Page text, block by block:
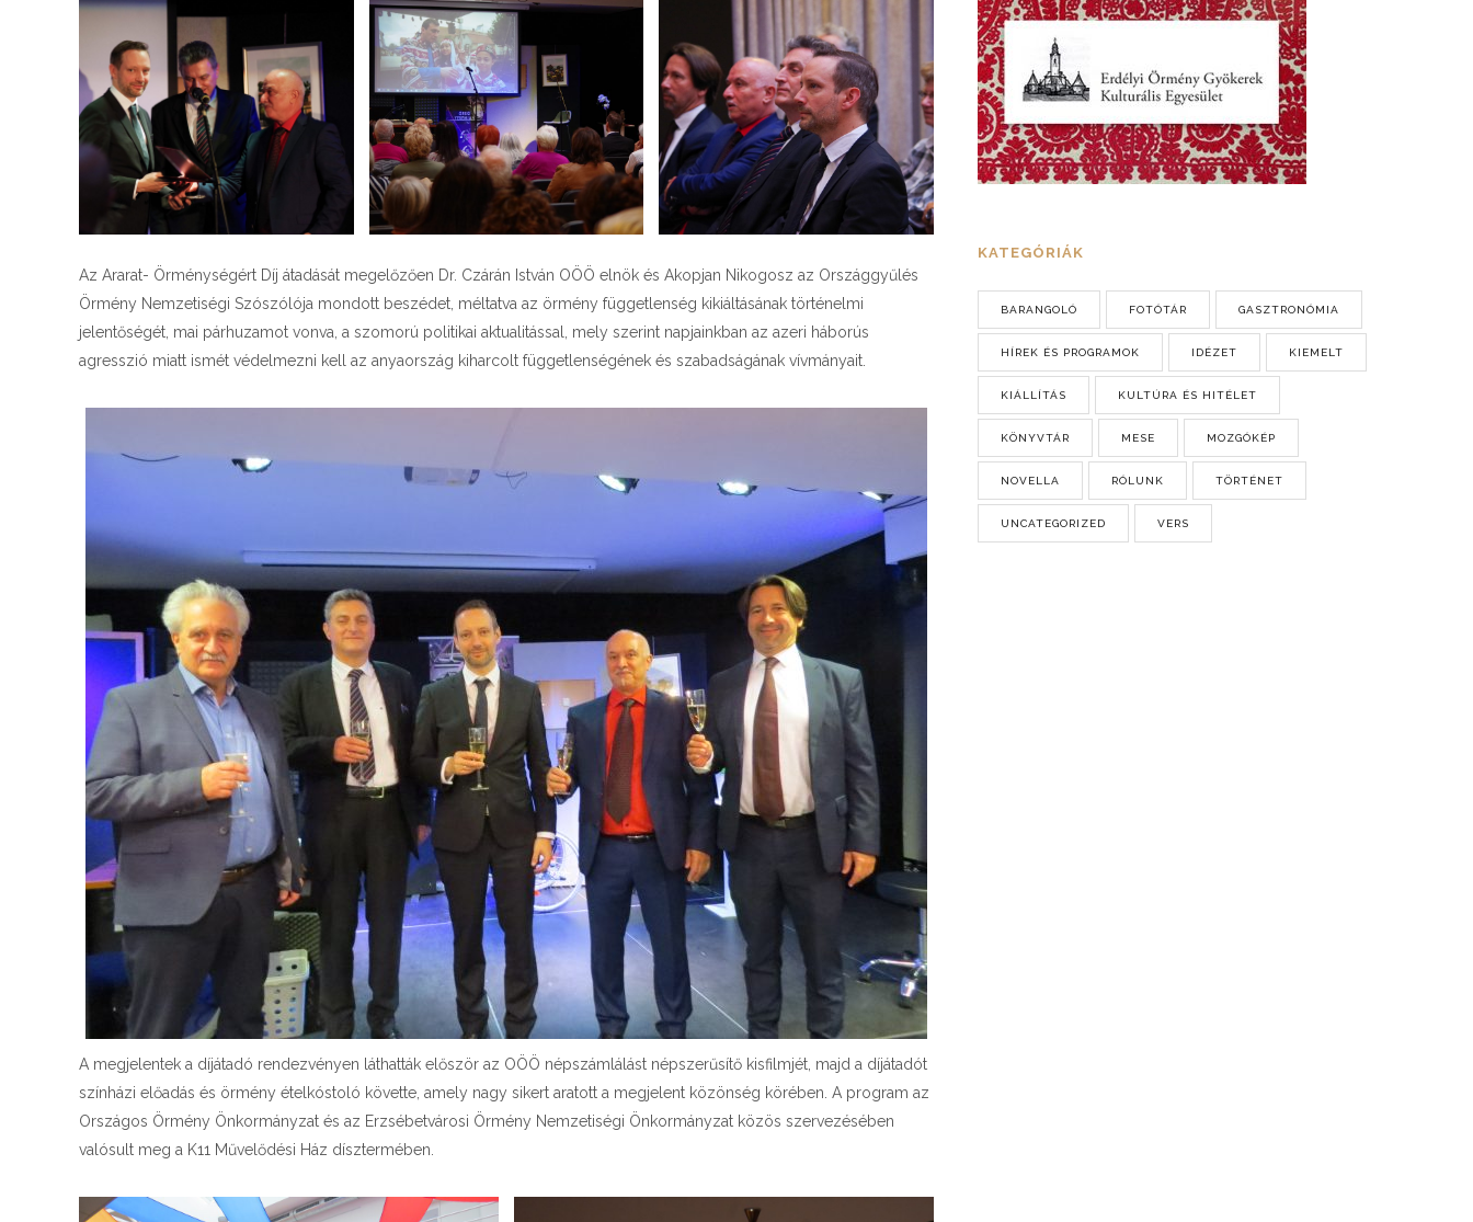
Az Ararat- Örménységért Díj átadását megelőzően Dr. Czárán István OÖÖ elnök és Akopjan Nikogosz az Országgyűlés
Örmény Nemzetiségi Szószólója mondott beszédet, méltatva az örmény függetlenség kikiáltásának történelmi
jelentőségét, mai párhuzamot vonva, a szomorú politikai aktualitással, mely szerint napjainkban az azeri háborús
agresszió miatt ismét védelmezni kell az anyaország kiharcolt függetlenségének és szabadságának vívmányait.
A megjelentek a díjátadó rendezvényen láthatták először az OÖÖ népszámlálást népszerűsítő kisfilmjét, majd a díjátadót
színházi előadás és örmény ételkóstoló követte, amely nagy sikert aratott a megjelent közönség körében. A program az
Országos Örmény Önkormányzat és az Erzsébetvárosi Örmény Nemzetiségi Önkormányzat közös szervezésében
valósult meg a K11 Művelődési Ház dísztermében.
KATEGÓRIÁK
BARANGOLÓ FOTÓTÁR GASZTRONÓMIA
HÍREK ÉS PROGRAMOK IDÉZET KIEMELT
KIÁLLÍTÁS KULTÚRA ÉS HITÉLET
KÖNYVTÁR MESE MOZGÓKÉP
NOVELLA RÓLUNK TÖRTÉNET
UNCATEGORIZED VERS